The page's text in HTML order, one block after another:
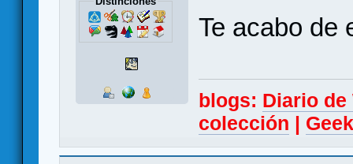
Te acabo de
blogs: Diario
colección |